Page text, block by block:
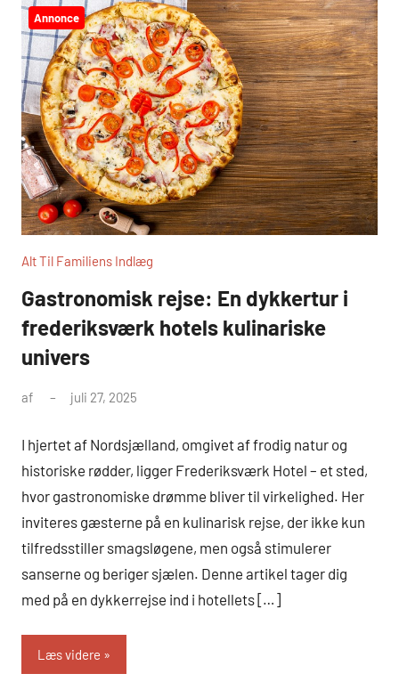
Annonce
Alt Til Familiens Indlæg
Gastronomisk rejse: En dykkertur i
frederiksværk hotels kulinariske
univers
af juli 27, 2025
I hjertet af Nordsjælland, omgivet af frodig natur og
historiske rødder, ligger Frederiksværk Hotel – et sted,
hvor gastronomiske drømme bliver til virkelighed. Her
inviteres gæsterne på en kulinarisk rejse, der ikke kun
tilfredsstiller smagsløgene, men også stimulerer
sanserne og beriger sjælen. Denne artikel tager dig
med på en dykkerrejse ind i hotellets […]
Læs videre